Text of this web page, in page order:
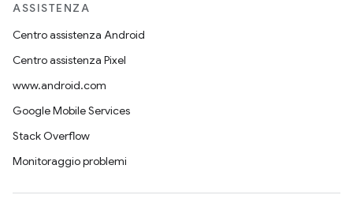
ASSISTENZA
Centro assistenza Android
Centro assistenza Pixel
www.android.com
Google Mobile Services
Stack Overflow
Monitoraggio problemi